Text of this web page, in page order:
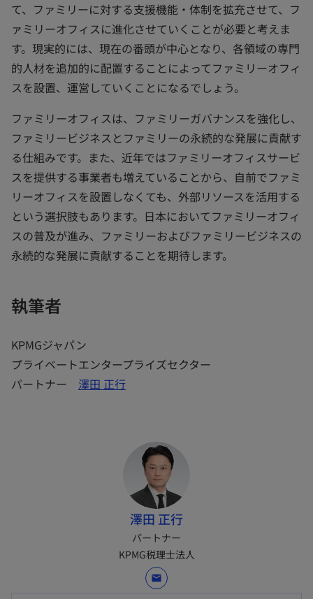
て、ファミリーに対する支援機能・体制を拡充させて、フ
ァミリーオフィスに進化させていくことが必要と考えま
す。現実的には、現在の番頭が中心となり、各領域の専門
的人材を追加的に配置することによってファミリーオフィ
スを設置、運営していくことになるでしょう。
ファミリーオフィスは、ファミリーガバナンスを強化し、
ファミリービジネスとファミリーの永続的な発展に貢献す
る仕組みです。また、近年ではファミリーオフィスサービ
スを提供する事業者も増えていることから、自前でファミ
リーオフィスを設置しなくても、外部リソースを活用する
という選択肢もあります。日本においてファミリーオフィ
スの普及が進み、ファミリーおよびファミリービジネスの
永続的な発展に貢献することを期待します。
執筆者
KPMGジャパン
プライベートエンタープライズセクター
パートナー 澤田 正行
澤田 正行
パートナー
KPMG税理士法人
mail